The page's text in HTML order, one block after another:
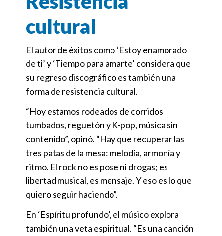
cultural
El autor de éxitos como ‘Estoy enamorado
de ti’ y ‘Tiempo para amarte’ considera que
su regreso discográfico es también una
forma de resistencia cultural.
“Hoy estamos rodeados de corridos
tumbados, reguetón y K-pop, música sin
contenido”, opinó. “Hay que recuperar las
tres patas de la mesa: melodía, armonía y
ritmo. El rock no es pose ni drogas; es
libertad musical, es mensaje. Y eso es lo que
quiero seguir haciendo”.
En ‘Espíritu profundo’, el músico explora
también una veta espiritual. “Es una canción